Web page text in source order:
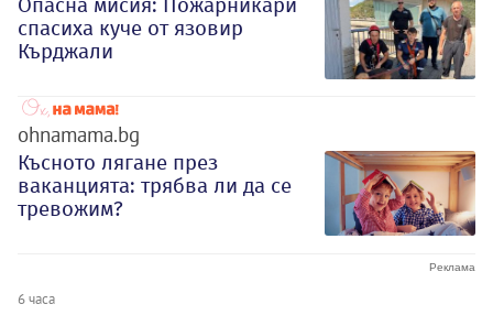
Опасна мисия: Пожарникари
спасиха куче от язовир
Кърджали
ohnamama.bg
Късното лягане през
ваканцията: трябва ли да се
тревожим?
6 часа